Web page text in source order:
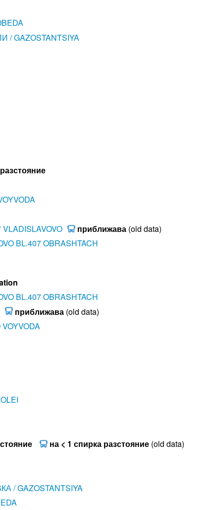
GAZOSTANTSIYA
приближава(old data)
BL.407 OBRASHTACH
BL.407 OBRASHTACH
приближава(old data)
на < 1 спирка разстояние(old data)
GAZOSTANTSIYA